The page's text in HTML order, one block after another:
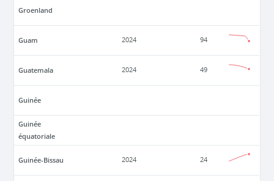
Groenland
Guam 2024 94
Guatemala 2024 49
Guinée
Guinée
équatoriale
Guinée-Bissau 2024 24